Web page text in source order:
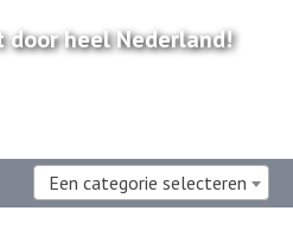
door heel Nederland!
Een categorie selecteren